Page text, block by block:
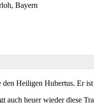
Bayern
Heiligen Hubertus. Er
auch heuer wieder diese